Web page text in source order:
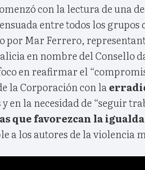
con la lectura de una
entre todos los grupos
por Mar Ferrero,
en nombre del Consello
en reafirmar el
la Corporación con la
y en la necesidad de “seguir
que favorezcan la
a los autores de la violencia